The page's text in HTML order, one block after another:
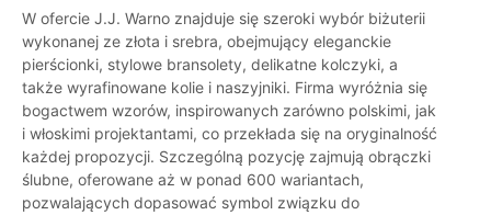
W ofercie J.J. Warno znajduje się szeroki wybór biżuterii
wykonanej ze złota i srebra, obejmujący eleganckie
pierścionki, stylowe bransolety, delikatne kolczyki, a
także wyrafinowane kolie i naszyjniki. Firma wyróżnia się
bogactwem wzorów, inspirowanych zarówno polskimi, jak
i włoskimi projektantami, co przekłada się na oryginalność
każdej propozycji. Szczególną pozycję zajmują obrączki
ślubne, oferowane aż w ponad 600 wariantach,
pozwalających dopasować symbol związku do